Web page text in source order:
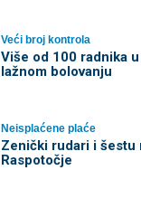
Veći broj kontrola
Više od 100 radnika
lažnom bolovanju
Neisplaćene plaće
Zenički rudari i šestu
Raspotočje